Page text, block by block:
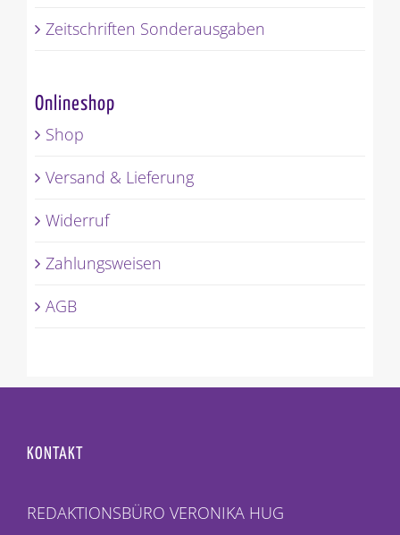
Zeitschriften Sonderausgaben
Onlineshop
Shop
Versand & Lieferung
Widerruf
Zahlungsweisen
AGB
KONTAKT
REDAKTIONSBÜRO VERONIKA HUG